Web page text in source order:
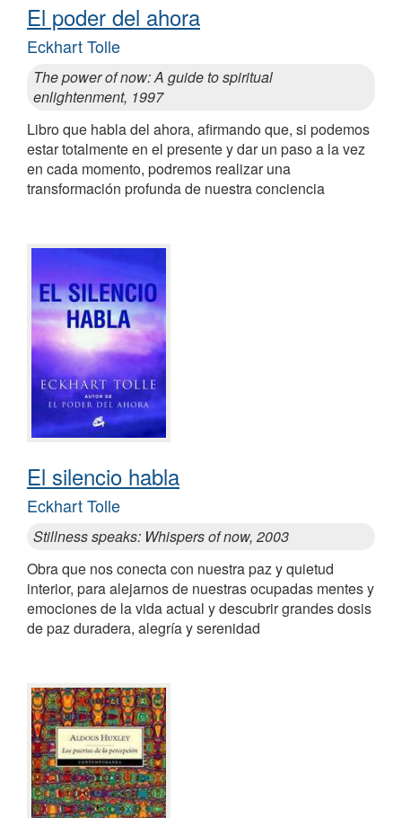
El poder del ahora
Eckhart Tolle
The power of now: A guide to spiritual
enlightenment, 1997
Libro que habla del ahora, afirmando que, si podemos
estar totalmente en el presente y dar un paso a la vez
en cada momento, podremos realizar una
transformación profunda de nuestra conciencia
El silencio habla
Eckhart Tolle
Stillness speaks: Whispers of now, 2003
Obra que nos conecta con nuestra paz y quietud
interior, para alejarnos de nuestras ocupadas mentes y
emociones de la vida actual y descubrir grandes dosis
de paz duradera, alegría y serenidad